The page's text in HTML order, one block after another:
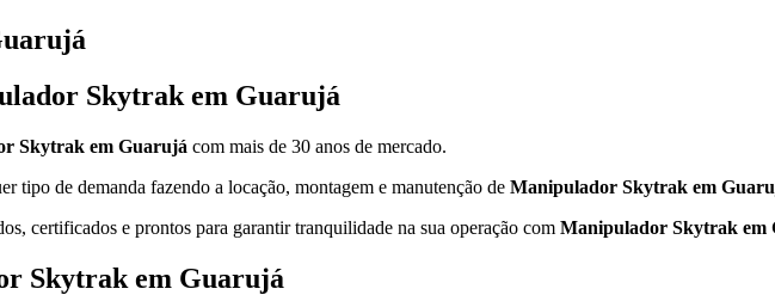
Skytrak em Guarujá
Skytrak em Guarujá com mais de 30 anos de mercado.
tipo de demanda fazendo a locação, montagem e manutenção de Manipulador Skytrak em
certificados e prontos para garantir tranquilidade na sua operação com Manipulador Skytrak em
Skytrak em Guarujá